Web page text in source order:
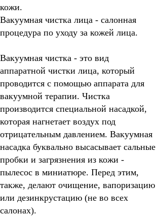
кожи.
Вакуумная чистка лица - салонная
процедура по уходу за кожей лица.
Вакуумная чистка - это вид
аппаратной чистки лица, который
проводится с помощью аппарата для
вакуумной терапии. Чистка
производится специальной насадкой,
которая нагнетает воздух под
отрицательным давлением. Вакуумная
насадка буквально высасывает сальные
пробки и загрязнения из кожи -
пылесос в миниатюре. Перед этим,
также, делают очищение, вапоризацию
или дезинкрустацию (не во всех
салонах).